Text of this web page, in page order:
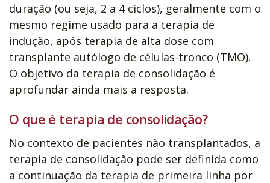
duração (ou seja, 2 a 4 ciclos), geralmente com o
mesmo regime usado para a terapia de
indução, após terapia de alta dose com
transplante autólogo de células-tronco (TMO).
O objetivo da terapia de consolidação é
aprofundar ainda mais a resposta.
O que é terapia de consolidação?
No contexto de pacientes não transplantados, a
terapia de consolidação pode ser definida como
a continuação da terapia de primeira linha por